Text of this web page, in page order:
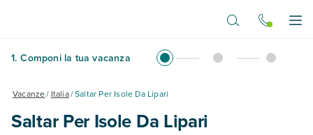
1. Componi la tua vacanza
Vacanze/ Italia/Saltar Per Isole Da Lipari
Saltar Per Isole Da Lipari